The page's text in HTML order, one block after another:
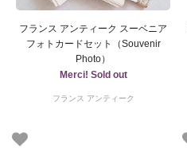
フランス アンティーク スーベニア
フォトカードセット（Souvenir
Photo）
Merci! Sold out
フランス アンティーク